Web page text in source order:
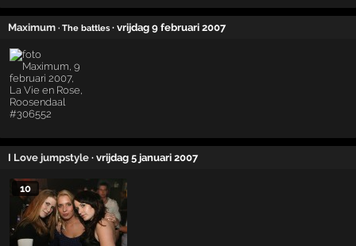
Maximum · The battles · vrijdag 9 februari 2007
I Love jumpstyle · vrijdag 5 januari 2007
10